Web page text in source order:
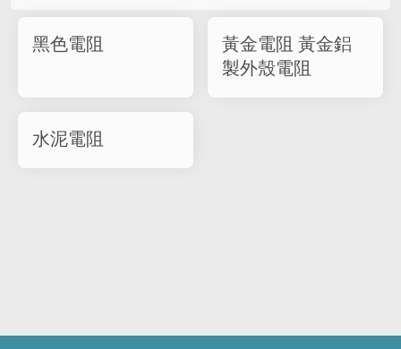
黑色電阻
黃金電阻 黃金鋁
製外殼電阻
水泥電阻